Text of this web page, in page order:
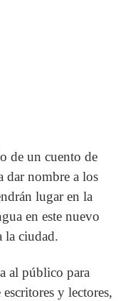
de un cuento de
dar nombre a los
lugar en la
en este nuevo
la ciudad.
al público para
y lectores,